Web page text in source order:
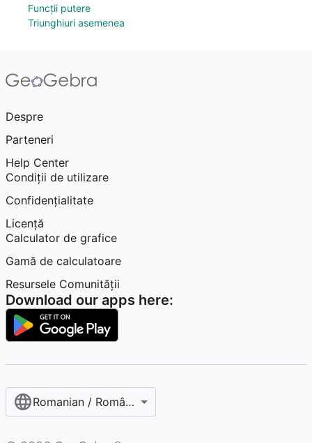
Funcții putere
Triunghiuri asemenea
Despre
Parteneri
Help Center
Condiţii de utilizare
Confidențialitate
Licență
Calculator de grafice
Gamă de calculatoare
Resursele Comunității
Download our apps here:
Romanian / Română‎